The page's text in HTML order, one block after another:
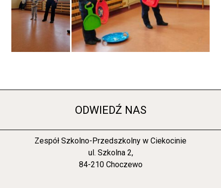
ODWIEDŹ NAS
Zespół Szkolno-Przedszkolny w Ciekocinie
ul. Szkolna 2,
84-210 Choczewo